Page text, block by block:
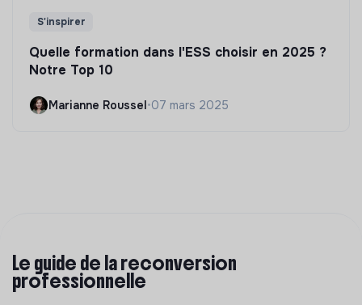
S'inspirer
Quelle formation dans l'ESS choisir en 2025 ?
Notre Top 10
Marianne Roussel•07 mars 2025
Le guide de la reconversion
professionnelle